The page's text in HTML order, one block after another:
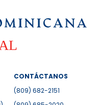
CONTÁCTANOS
(809) 682-2151